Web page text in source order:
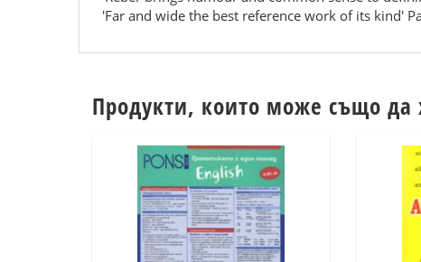
'Far and wide the best reference work of its kind'
Продукти, които може също да